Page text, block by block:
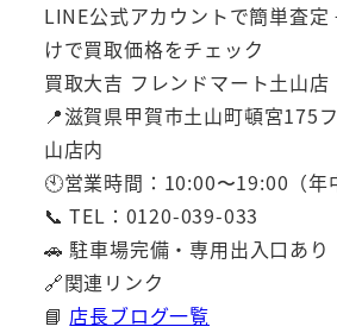
LINE公式アカウントで簡単査
けで買取価格をチェック
買取大吉 フレンドマート土山店
📍滋賀県甲賀市土山町頓宮175
山店内
🕙営業時間：10:00〜19:00（年
📞 TEL：0120-039-033
🚗 駐車場完備・専用出入口あり
🔗関連リンク
📘 店長ブログ一覧